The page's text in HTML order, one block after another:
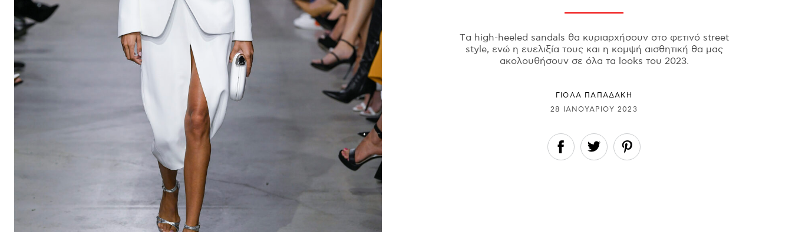
Tα high-heeled sandals θα κυριαρχήσουν στο φετινό street
style, ενώ η ευελιξία τους και η κομψή αισθητική θα μας
ακολουθήσουν σε όλα τα looks του 2023.
ΓΙΌΛΑ ΠΑΠΑΔΆΚΗ
28 ΙΑΝΟΥΑΡΊΟΥ 2023